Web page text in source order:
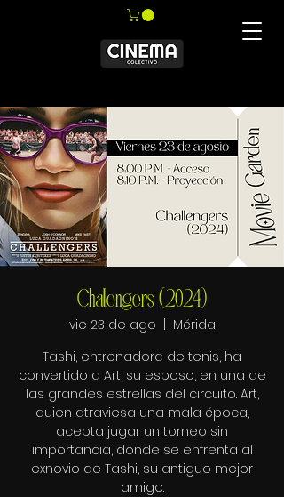
Challengers (2024)
vie 23 de ago
Mérida
Tashi, entrenadora de tenis, ha
convertido a Art, su esposo, en una de
las grandes estrellas del circuito. Art,
quien atraviesa una mala época,
acepta jugar un torneo sin
importancia, donde se enfrenta al
exnovio de Tashi, su antiguo mejor
amigo.